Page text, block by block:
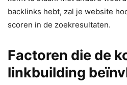
backlinks hebt, zal je website
scoren in de zoekresultaten.
Factoren die de
linkbuilding